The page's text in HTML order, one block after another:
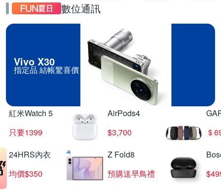
數位通訊
Vivo X30
指定品 結帳驚喜價
紅米Watch 5
只要1399
AirPods4
$3,700
＄
24HRS內衣
均價$350
Z Fold8
預購送早鳥禮